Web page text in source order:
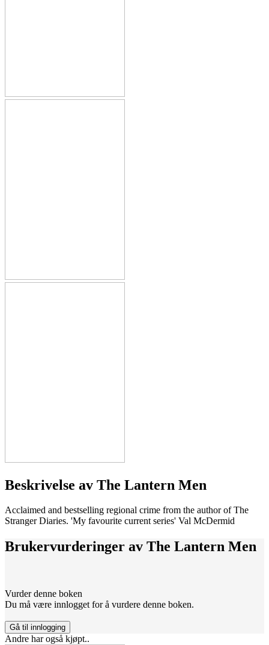
Beskrivelse av The Lantern Men
Acclaimed and bestselling regional crime from the author of The
Stranger Diaries. 'My favourite current series' Val McDermid
Brukervurderinger av The Lantern Men
Vurder denne boken
Du må være innlogget for å vurdere denne boken.
Gå til innlogging
Andre har også kjøpt..